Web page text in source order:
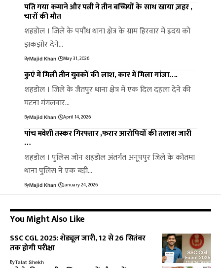
पति गया कमाने और पत्नी ने तीन बच्चियों के साथ खाया ज़हर ,
चारों की मौत
शहडोल । जिले के पपौंध थाना क्षेत्र के ग्राम हिरवार में ह्रदय को
झकझोर देने…
ByMajid Khan May 31, 2026
कुएं में मिली तीन युवकों की लाश, कार में मिला गांजा….
शहडोल । जिले के जैतपुर थाना क्षेत्र में एक दिल दहला देने की
घटना मंगलवार…
ByMajid Khan April 14, 2026
पांच मवेशी तस्कर गिरफ्तार ,फरार आरोपियों की तलाश जारी
…
शहडोल । पुलिस जोन शहडोल अंतर्गत अनूपपुर जिले के कोतमा
थाना पुलिस ने एक बड़ी…
ByMajid Khan January 24, 2026
You Might Also Like
SSC CGL 2025: शेड्यूल जारी, 12 से 26 सितंबर
तक होगी परीक्षा
ByTalat Shekh